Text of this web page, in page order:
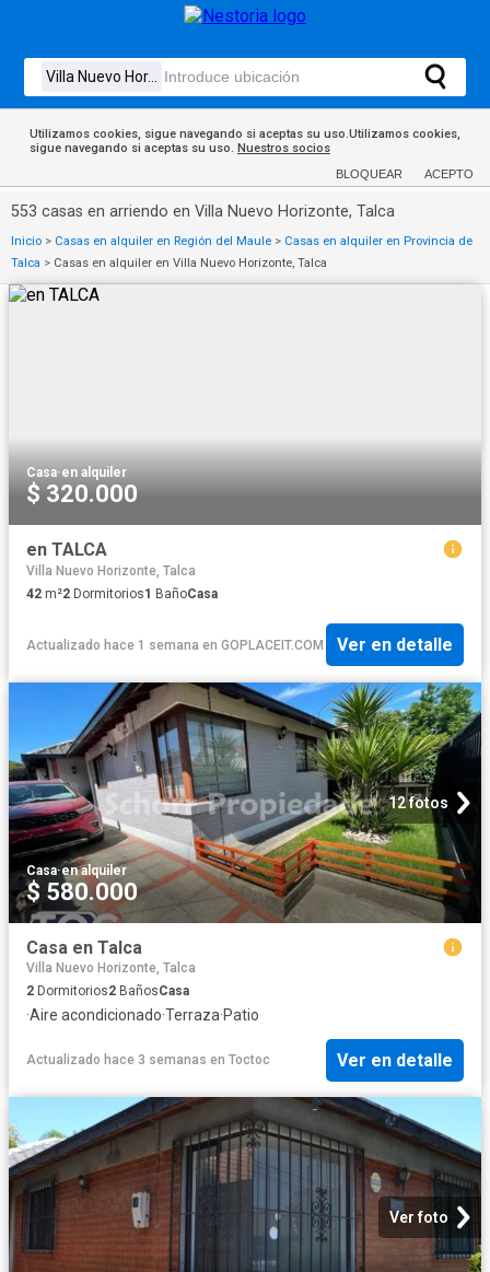
Utilizamos cookies, sigue navegando si aceptas su uso.Utilizamos cookies,
sigue navegando si aceptas su uso. Nuestros socios
BLOQUEAR ACEPTO
553 casas en arriendo en Villa Nuevo Horizonte, Talca
Inicio > Casas en alquiler en Región del Maule > Casas en alquiler en Provincia de
Talca > Casas en alquiler en Villa Nuevo Horizonte, Talca
Casa·en alquiler
$ 320.000
en TALCA
Villa Nuevo Horizonte, Talca
42 m²2 Dormitorios1 BañoCasa
Actualizado hace 1 semana en GOPLACEIT.COM Ver en detalle
12 fotos
Casa·en alquiler
$ 580.000
Casa en Talca
Villa Nuevo Horizonte, Talca
2 Dormitorios2 BañosCasa
·Aire acondicionado·Terraza·Patio
Actualizado hace 3 semanas en Toctoc Ver en detalle
Ver foto